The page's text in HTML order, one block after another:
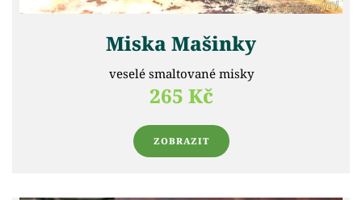
Miska Mašinky
veselé smaltované misky
265 Kč
ZOBRAZIT